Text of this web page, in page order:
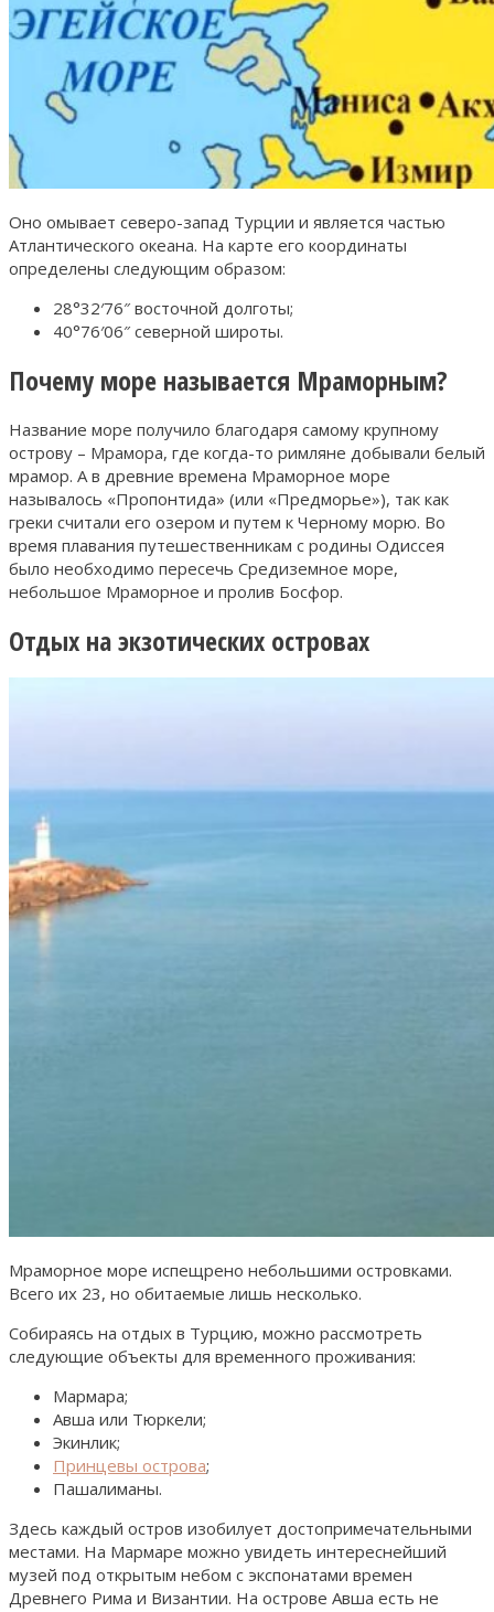
Оно омывает северо-запад Турции и является частью
Атлантического океана. На карте его координаты
определены следующим образом:
28°32′76″ восточной долготы;
40°76′06″ северной широты.
Почему море называется Мраморным?
Название море получило благодаря самому крупному
острову – Мрамора, где когда-то римляне добывали белый
мрамор. А в древние времена Мраморное море
называлось «Пропонтида» (или «Предморье»), так как
греки считали его озером и путем к Черному морю. Во
время плавания путешественникам с родины Одиссея
было необходимо пересечь Средиземное море,
небольшое Мраморное и пролив Босфор.
Отдых на экзотических островах
Мраморное море испещрено небольшими островками.
Всего их 23, но обитаемые лишь несколько.
Собираясь на отдых в Турцию, можно рассмотреть
следующие объекты для временного проживания:
Мармара;
Авша или Тюркели;
Экинлик;
Принцевы острова;
Пашалиманы.
Здесь каждый остров изобилует достопримечательными
местами. На Мармаре можно увидеть интереснейший
музей под открытым небом с экспонатами времен
Древнего Рима и Византии. На острове Авша есть не